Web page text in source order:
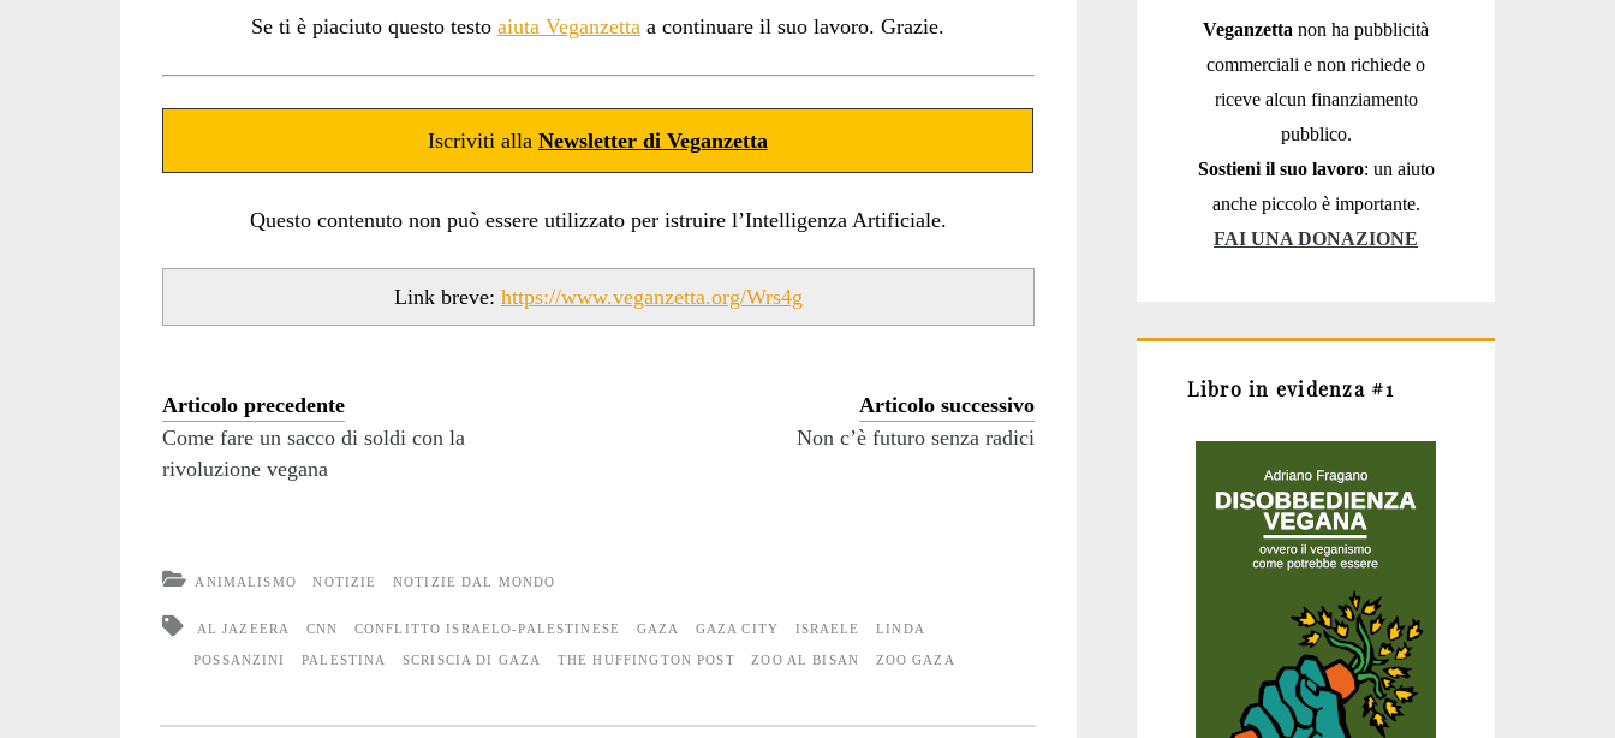
Se ti è piaciuto questo testoaiuta Veganzetta a continuare il suo lavoro. Grazie.
Iscriviti alla Newsletter di Veganzetta
Questo contenuto non può essere utilizzato per istruire l’Intelligenza Artificiale.
Link breve: https://www.veganzetta.org/Wrs4g
Articolo precedente
Come fare un sacco di soldi con la
rivoluzione vegana
Articolo successivo
Non c’è futuro senza radici
ANIMALISMO NOTIZIE NOTIZIE DAL MONDO
AL JAZEERA CNN CONFLITTO ISRAELO-PALESTINESE GAZA GAZA CITY ISRAELE LINDA
POSSANZINI PALESTINA SCRISCIA DI GAZA THE HUFFINGTON POST ZOO AL BISAN ZOO GAZA
Veganzetta non ha pubblicità
commerciali e non richiede o
riceve alcun finanziamento
pubblico.
Sostieni il suo lavoro: un aiuto
anche piccolo è importante.
FAI UNA DONAZIONE
Libro in evidenza #1